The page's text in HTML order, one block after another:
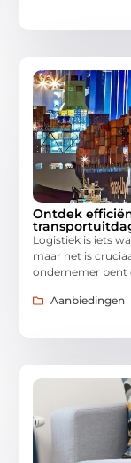
Ontdek
Logistiek is iets
maar het is
ondernemer bent
Aanbiedingen